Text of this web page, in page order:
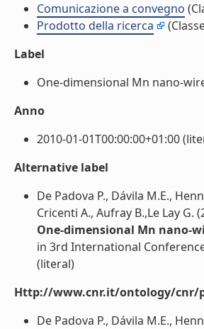
Comunicazione a convegno
Prodotto della ricerca
Label
One-dimensional Mn nano-
Anno
2010-01-01T00:00:00+01:00
Alternative label
De Padova P., Dávila M.E.,
Cricenti A., Aufray B.,Le Lay G.
One-dimensional Mn nano-
in 3rd International
(literal)
Http://www.cnr.it/ontology/cnr/
De Padova P., Dávila M.E.,